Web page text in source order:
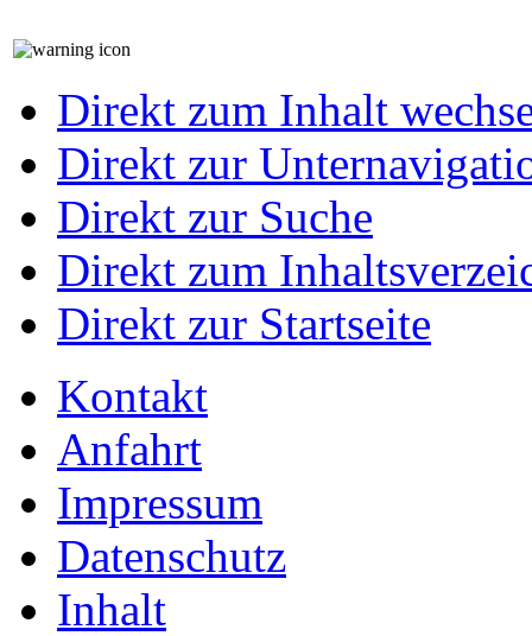
Direkt zum Inhalt
Direkt zur
Direkt zur Suche
Direkt zum
Direkt zur Startseite
Kontakt
Anfahrt
Impressum
Datenschutz
Inhalt